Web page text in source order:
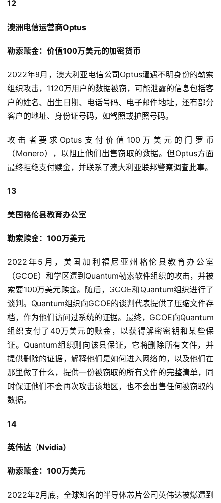
12
澳洲电信运营商Optus
勒索赎金：价值100万美元的加密货币
2022年9月，澳大利亚电信公司Optus遭遇不明身份的勒索
组织攻击，1120万用户的数据被窃，可能泄露的信息包括客
户的姓名、出生日期、电话号码、电子邮件地址，还有部分
客户的地址、身份证号码，如驾照或护照号码。
攻击者要求Optus支付价值100万美元的门罗币
（Monero），以阻止他们出售窃取的数据。但Optus方面
最终拒绝支付赎金，并联系了澳大利亚联邦警察调查此事。
13
美国格伦县教育办公室
勒索赎金：100万美元
2022年5月，美国加利福尼亚州格伦县教育办公室
（GCOE）和学区遭到Quantum勒索软件组织的攻击，并被
索要100万美元赎金。随后，GCOE和Quantum组织进行了
谈判。Quantum组织向GCOE的谈判代表提供了压缩文件存
档，作为他们访问过系统的证据。最终，GCOE向Quantum
组织支付了40万美元的赎金，以获得解密密钥和某些保
证。Quantum组织则向该县保证，它将删除所有文件，并
提供删除的证据，解释他们是如何进入网络的，以及他们在
那里做了什么，提供一份被窃取的所有文件的完整清单，同
时保证他们不会再次攻击该地区，也不会出售任何被窃取的
数据。
14
英伟达（Nvidia）
勒索赎金：100万美元
2022年2月底，全球知名的半导体芯片公司英伟达被爆遭到